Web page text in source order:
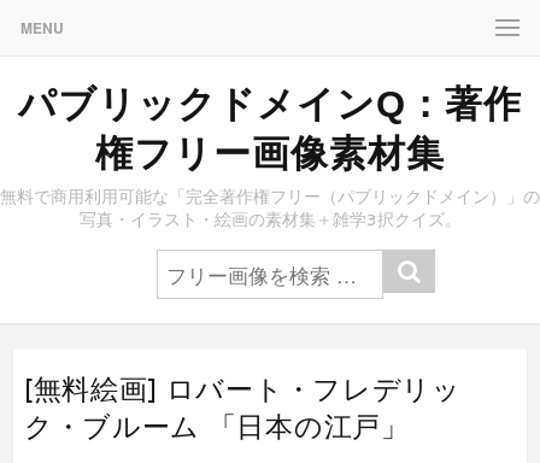
MENU
パブリックドメインQ：著作
権フリー画像素材集
無料で商用利用可能な「完全著作権フリー（パブリックドメイン）」の
写真・イラスト・絵画の素材集＋雑学3択クイズ。
[無料絵画] ロバート・フレデリッ
ク・ブルーム 「日本の江戸」